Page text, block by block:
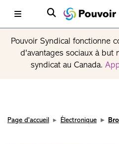
Pouvoir Syndical fonctionne
d'avantages sociaux à but
syndicat au Canada.
Page d'accueil Électronique